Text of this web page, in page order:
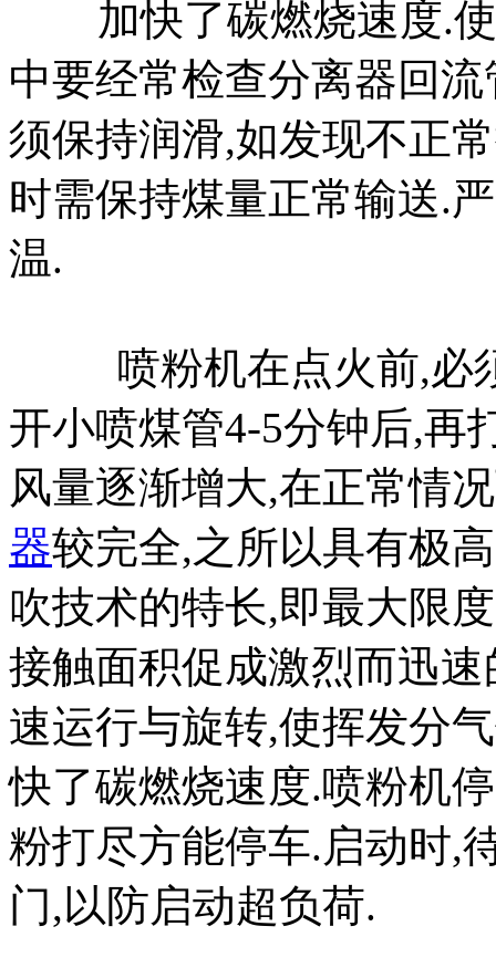
加快了碳燃烧速度.使
中要经常检查分离器回
须保持润滑,如发现不正
时需保持煤量正常输送.
温.
喷粉机在点火前,必须
开小喷煤管4-5分钟后,再
风量逐渐增大,在正常情
器较完全,之所以具有极
吹技术的特长,即最大限
接触面积促成激烈而迅
速运行与旋转,使挥发分
快了碳燃烧速度.喷粉机
粉打尽方能停车.启动时,
门,以防启动超负荷.